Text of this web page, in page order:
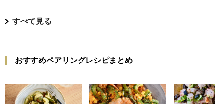
すべて見る
おすすめペアリングレシピまとめ